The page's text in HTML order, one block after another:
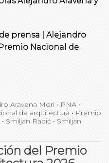
prensa | Alejandro
Nacional de
Aravena Mori • PNA •
de arquitectura • Premio
• Smiljan Radić • Smiljan
del Premio